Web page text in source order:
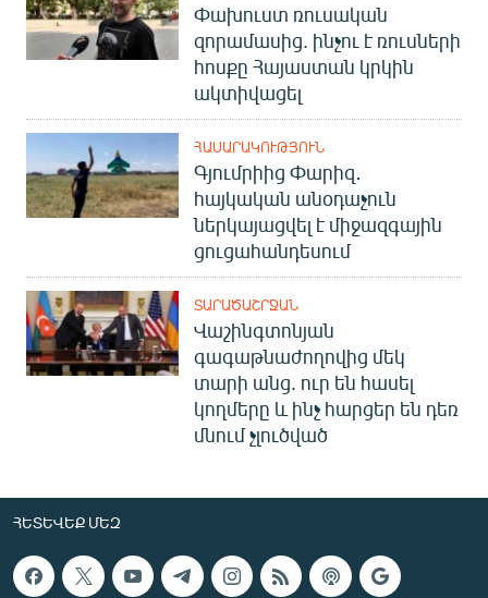
Փախուստ ռուսական
զորամասից. ինչու է ռուսների
հոսքը Հայաստան կրկին
ակտիվացել
ՀԱՍԱՐԱԿՈՒԹՅՈՒՆ
Գյումրիից Փարիզ․
հայկական անօդաչուն
ներկայացվել է միջազգային
ցուցահանդեսում
ՏԱՐԱԾԱՇՐՋԱՆ
Վաշինգտոնյան
գագաթնաժողովից մեկ
տարի անց. ուր են հասել
կողմերը և ինչ հարցեր են դեռ
մնում չլուծված
ՀԵՏԵՎԵՔ ՄԵԶ